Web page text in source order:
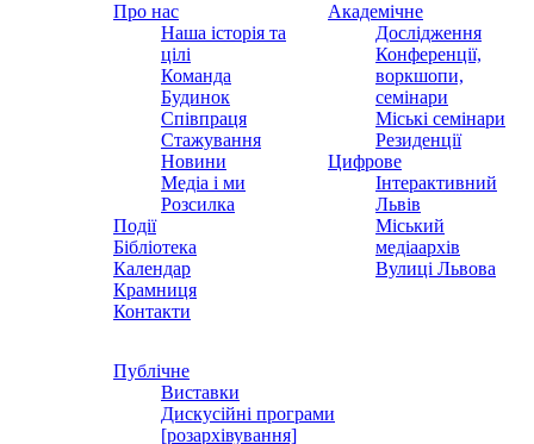
Про нас
Наша історія та
цілі
Команда
Будинок
Співпраця
Стажування
Новини
Медіа і ми
Розсилка
Події
Бібліотека
Календар
Крамниця
Контакти
Академічне
Дослідження
Конференції,
воркшопи,
семінари
Міські семінари
Резиденції
Цифрове
Інтерактивний
Львів
Міський
медіаархів
Вулиці Львова
Публічне
Виставки
Дискусійні програми
[розархівування]